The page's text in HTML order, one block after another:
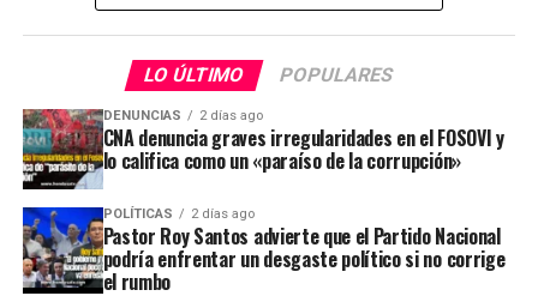
LO ÚLTIMO POPULARES
DENUNCIAS 2 días ago
CNA denuncia graves irregularidades en el FOSOVI y
lo califica como un «paraíso de la corrupción»
POLÍTICAS 2 días ago
Pastor Roy Santos advierte que el Partido Nacional
podría enfrentar un desgaste político si no corrige
el rumbo